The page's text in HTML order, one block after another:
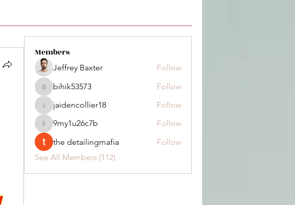
Members
Jeffrey Baxter Follow
bihik53573
bihik53573 Follow
jaidencollier18
jaidencollier18 Follow
9my1u26c7b
9my1u26c7b
Follow
the detailingmafia
Follow
See All Members (112)